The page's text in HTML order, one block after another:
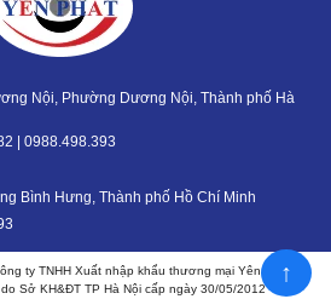
Nội, Phường Dương Nội, Thành phố Hà
| 0988.498.393
Bình Hưng, Thành phố Hồ Chí Minh
ty TNHH Xuất nhập khẩu thương mại Yên Phát
Sở KH&ĐT TP Hà Nội cấp ngày 30/05/2012
↑